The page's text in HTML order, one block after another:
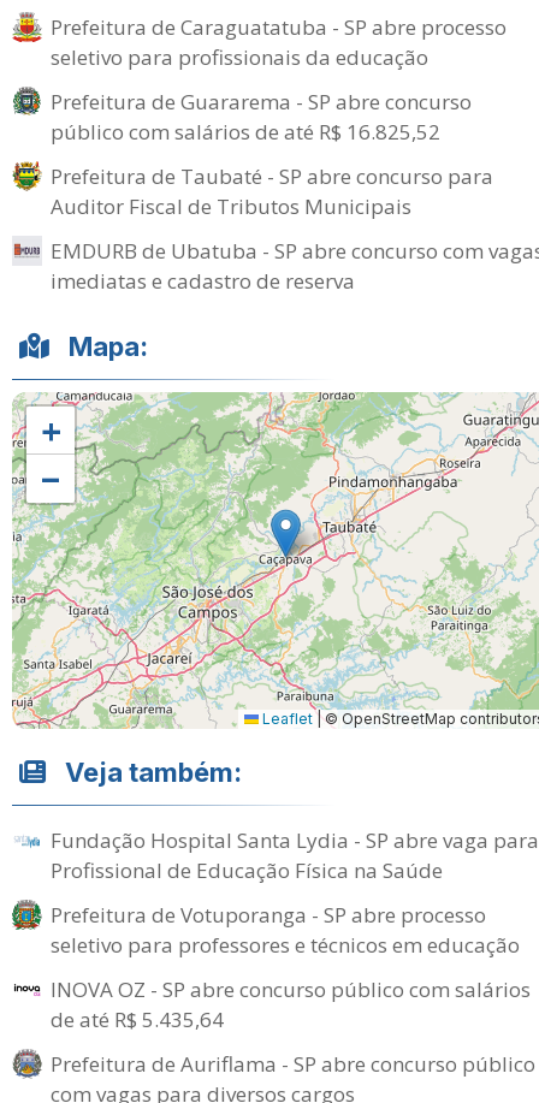
Prefeitura de Caraguatatuba - SP abre processo
seletivo para profissionais da educação
Prefeitura de Guararema - SP abre concurso
público com salários de até R$ 16.825,52
Prefeitura de Taubaté - SP abre concurso para
Auditor Fiscal de Tributos Municipais
EMDURB de Ubatuba - SP abre concurso com
imediatas e cadastro de reserva
Mapa:
+
−
Leaflet |© OpenStreetMap
Veja também:
Fundação Hospital Santa Lydia - SP abre vaga para
Profissional de Educação Física na Saúde
Prefeitura de Votuporanga - SP abre processo
seletivo para professores e técnicos em educação
INOVA OZ - SP abre concurso público com salários
de até R$ 5.435,64
Prefeitura de Auriflama - SP abre concurso público
com vagas para diversos cargos